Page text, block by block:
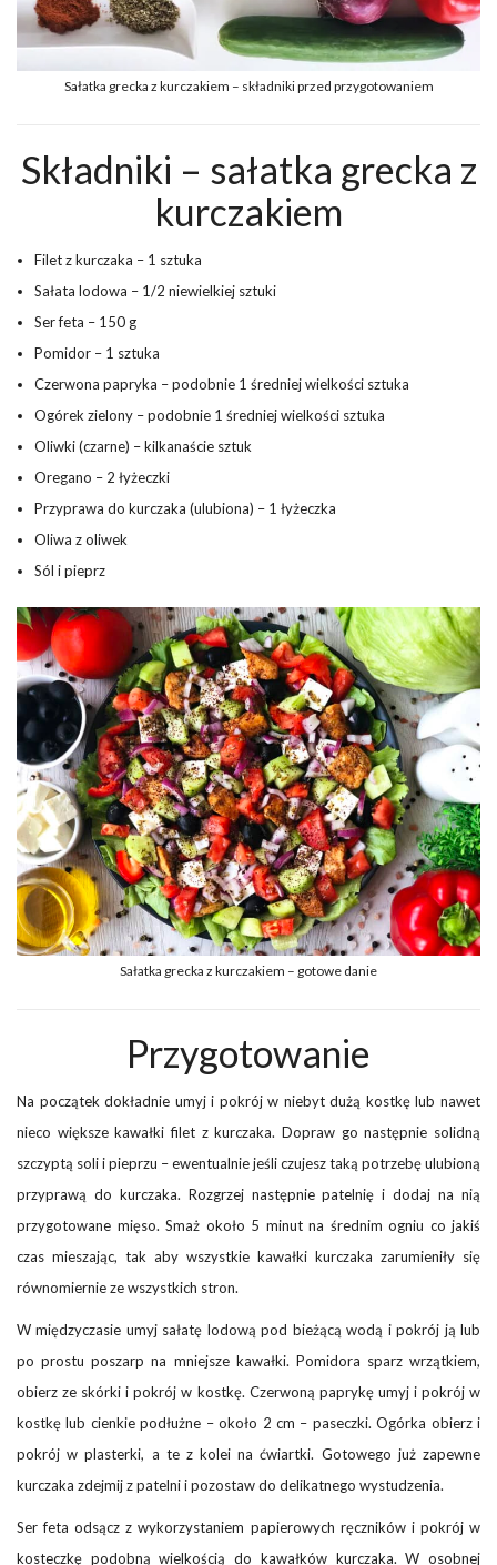
Sałatka grecka z kurczakiem – składniki przed przygotowaniem
Składniki – sałatka grecka z
kurczakiem
Filet z kurczaka – 1 sztuka
Sałata lodowa – 1/2 niewielkiej sztuki
Ser feta – 150 g
Pomidor – 1 sztuka
Czerwona papryka – podobnie 1 średniej wielkości sztuka
Ogórek zielony – podobnie 1 średniej wielkości sztuka
Oliwki (czarne) – kilkanaście sztuk
Oregano – 2 łyżeczki
Przyprawa do kurczaka (ulubiona) – 1 łyżeczka
Oliwa z oliwek
Sól i pieprz
Sałatka grecka z kurczakiem – gotowe danie
Przygotowanie
Na początek dokładnie umyj i pokrój w niebyt dużą kostkę lub nawet
nieco większe kawałki filet z kurczaka. Dopraw go następnie solidną
szczyptą soli i pieprzu – ewentualnie jeśli czujesz taką potrzebę ulubioną
przyprawą do kurczaka. Rozgrzej następnie patelnię i dodaj na nią
przygotowane mięso. Smaż około 5 minut na średnim ogniu co jakiś
czas mieszając, tak aby wszystkie kawałki kurczaka zarumieniły się
równomiernie ze wszystkich stron.
W międzyczasie umyj sałatę lodową pod bieżącą wodą i pokrój ją lub
po prostu poszarp na mniejsze kawałki. Pomidora sparz wrzątkiem,
obierz ze skórki i pokrój w kostkę. Czerwoną paprykę umyj i pokrój w
kostkę lub cienkie podłużne – około 2 cm – paseczki. Ogórka obierz i
pokrój w plasterki, a te z kolei na ćwiartki. Gotowego już zapewne
kurczaka zdejmij z patelni i pozostaw do delikatnego wystudzenia.
Ser feta odsącz z wykorzystaniem papierowych ręczników i pokrój w
kosteczkę podobną wielkością do kawałków kurczaka. W osobnej